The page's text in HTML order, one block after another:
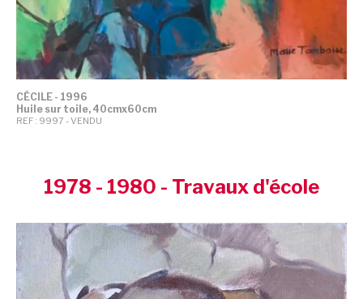
CÉCILE - 1996
Huile sur toile, 40cmx60cm
REF : 9997 - VENDU
1978 - 1980 - Travaux d'école